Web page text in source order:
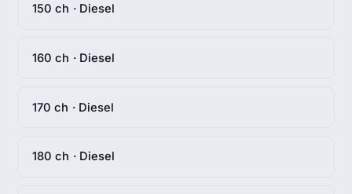
150 ch · Diesel
160 ch · Diesel
170 ch · Diesel
180 ch · Diesel